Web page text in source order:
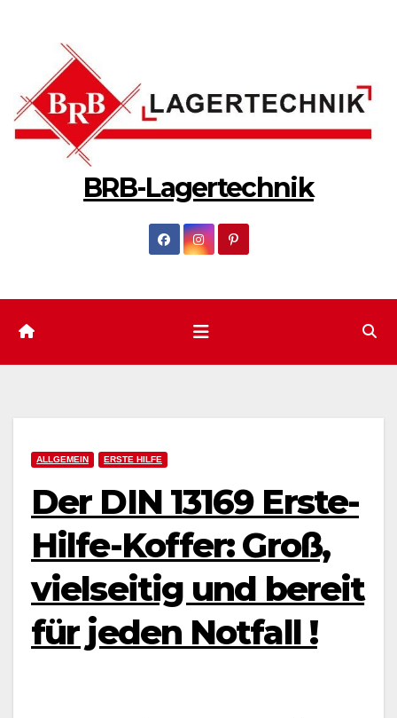
BRB-Lagertechnik
ALLGEMEIN ERSTE HILFE
Der DIN 13169 Erste-
Hilfe-Koffer: Groß,
vielseitig und bereit
für jeden Notfall !